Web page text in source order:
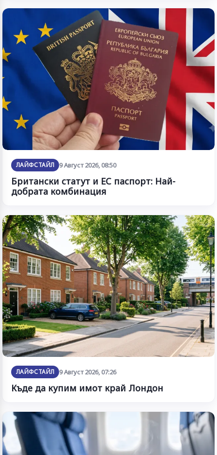
ЛАЙФСТАЙЛ 9 Август 2026, 08:50
Британски статут и ЕС паспорт: Най-
добрата комбинация
ЛАЙФСТАЙЛ 9 Август 2026, 07:26
Къде да купим имот край Лондон